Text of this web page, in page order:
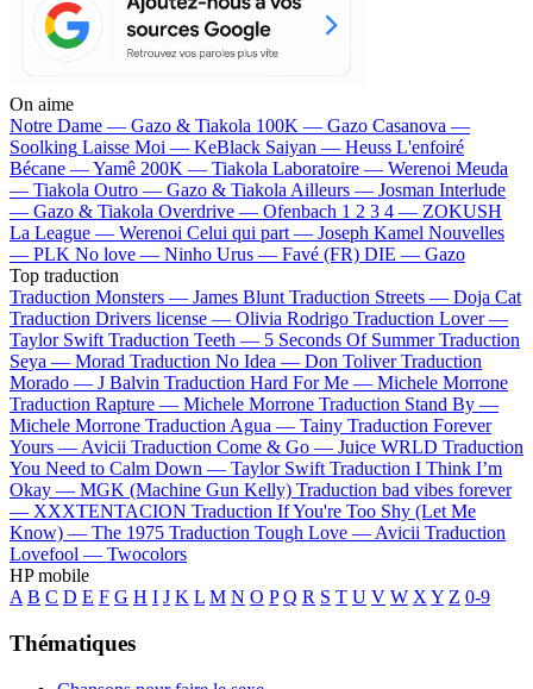
On aime
Notre Dame — Gazo & Tiakola 100K — Gazo Casanova —
Soolking Laisse Moi — KeBlack Saiyan — Heuss L'enfoiré
Bécane —Yamê 200K — Tiakola Laboratoire — Werenoi Meuda
— Tiakola Outro — Gazo & TiakolaAilleurs — Josman Interlude
— Gazo & Tiakola Overdrive — Ofenbach 1 2 3 4 — ZOKUSH
La League — Werenoi Celui qui part — Joseph Kamel Nouvelles
— PLK No love — Ninho Urus — Favé (FR) DIE — Gazo
Top traduction
Traduction Monsters — James Blunt Traduction Streets — Doja Cat
Traduction Drivers license — Olivia Rodrigo Traduction Lover —
Taylor Swift Traduction Teeth — 5 Seconds Of Summer Traduction
Seya — Morad Traduction No Idea — Don Toliver Traduction
Morado — J Balvin Traduction Hard For Me — Michele Morrone
Traduction Rapture — Michele Morrone Traduction Stand By —
Michele Morrone Traduction Agua — Tainy Traduction Forever
Yours —Avicii Traduction Come & Go — Juice WRLD Traduction
You Need to Calm Down — Taylor Swift Traduction I Think I’m
Okay — MGK (Machine Gun Kelly) Traduction bad vibes forever
— XXXTENTACION Traduction If You're Too Shy (Let Me
Know) — The 1975 Traduction Tough Love —Avicii Traduction
Lovefool — Twocolors
HP mobile
A B C D E F G H I J K L M N O P Q R S T U V W XY Z 0-9
Thématiques